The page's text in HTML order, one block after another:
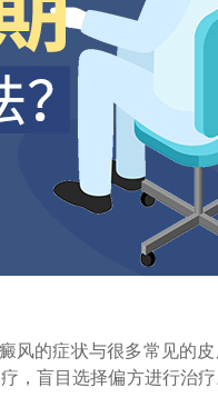
的症状与很多常见的皮
，盲目选择偏方进行治